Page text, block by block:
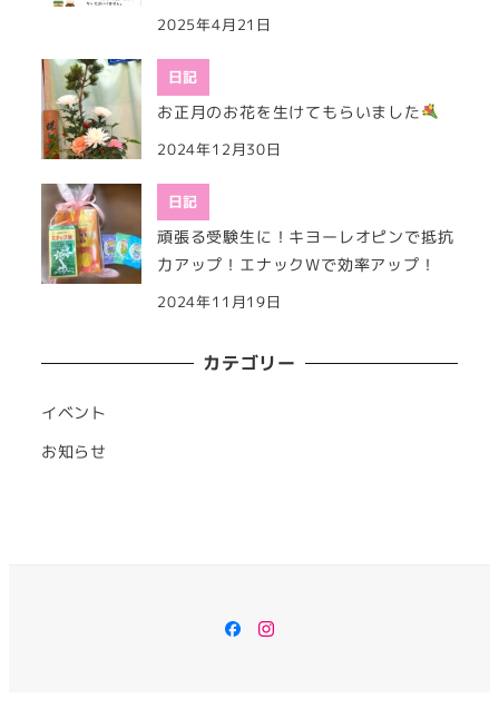
2025年4月21日
日記
お正月のお花を生けてもらいました
2024年12月30日
日記
頑張る受験生に！キヨーレオピンで抵抗
力アップ！エナックWで効率アップ！
2024年11月19日
カテゴリー
イベント
お知らせ
Facebook
Instagram